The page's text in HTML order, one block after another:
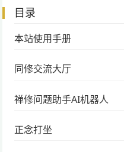
目录
本站使用手册
同修交流大厅
禅修问题助手AI机器人
正念打坐